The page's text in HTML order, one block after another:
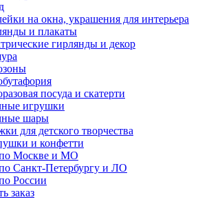
на окна, украшения для интерьера
и плакаты
гирлянды и декор
посуда и скатерти
игрушки
шары
для детского творчества
и конфетти
по Москве и МО
Санкт-Петербургу и ЛО
России
заказ